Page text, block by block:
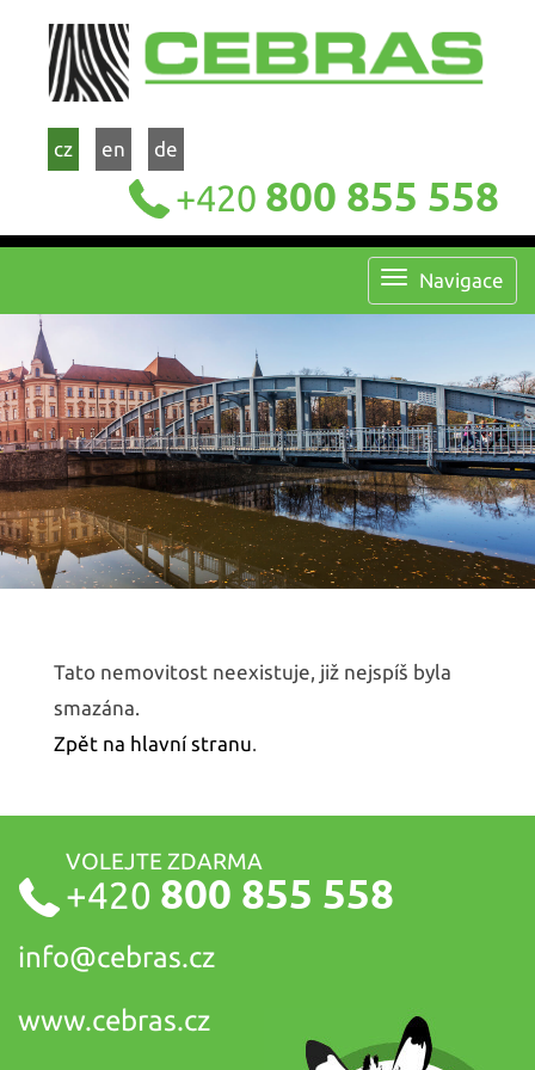
cz en de
+420 800 855 558
Navigace
Tato nemovitost neexistuje, již nejspíš byla
smazána.
Zpět na hlavní stranu.
VOLEJTE ZDARMA
+420 800 855 558
info@cebras.cz
www.cebras.cz